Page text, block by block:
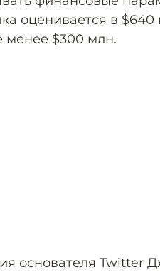
оценивается в $640
менее $300 млн.
основателя Twitter